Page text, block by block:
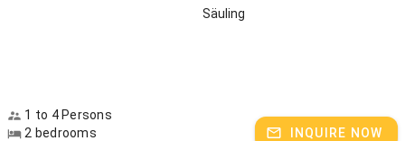
Säuling
1 to 4 Persons
2 bedrooms
INQUIRE NOW